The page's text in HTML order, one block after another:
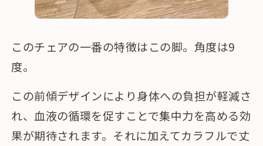
このチェアの一番の特徴はこの脚。角度は9
度。
この前傾デザインにより身体への負担が軽減さ
れ、血液の循環を促すことで集中力を高める効
果が期待されます。それに加えてカラフルで丈